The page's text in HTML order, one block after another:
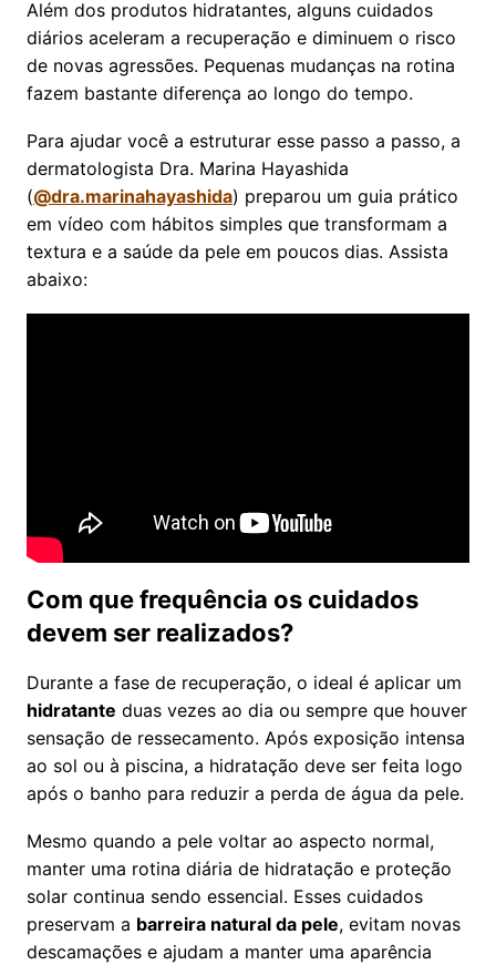
Além dos produtos hidratantes, alguns cuidados
diários aceleram a recuperação e diminuem o risco
de novas agressões. Pequenas mudanças na rotina
fazem bastante diferença ao longo do tempo.
Para ajudar você a estruturar esse passo a passo, a
dermatologista Dra. Marina Hayashida
(@dra.marinahayashida) preparou um guia prático
em vídeo com hábitos simples que transformam a
textura e a saúde da pele em poucos dias. Assista
abaixo:
Com que frequência os cuidados
devem ser realizados?
Durante a fase de recuperação, o ideal é aplicar um
hidratante duas vezes ao dia ou sempre que houver
sensação de ressecamento. Após exposição intensa
ao sol ou à piscina, a hidratação deve ser feita logo
após o banho para reduzir a perda de água da pele.
Mesmo quando a pele voltar ao aspecto normal,
manter uma rotina diária de hidratação e proteção
solar continua sendo essencial. Esses cuidados
preservam a barreira natural da pele, evitam novas
descamações e ajudam a manter uma aparência